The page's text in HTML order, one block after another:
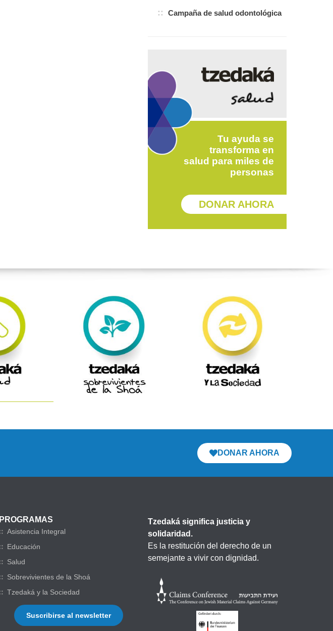
Campaña de salud odontológica
Tu ayuda se
transforma en
salud para miles de
personas
DONAR AHORA
DONAR AHORA
PROGRAMAS
Asistencia Integral
Educación
Salud
Sobrevivientes de la Shoá
Tzedaká y la Sociedad
Suscribirse al newsletter
Tzedaká significa justicia y
solidaridad.
Es la restitución del derecho de un
semejante a vivir con dignidad.